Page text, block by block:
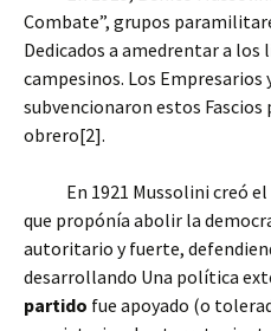
Combate”, grupos
Dedicados a amedrentar a los
campesinos. Los
subvencionaron estos
obrero[2].
En 1921 Mussolini creó el
que propónía abolir la
autoritario y fuerte,
desarrollando Una política
partido fue apoyado (o